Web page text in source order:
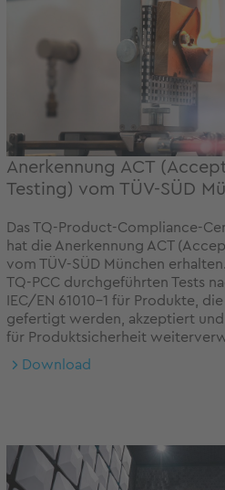
Anerkennung ACT
Testing) vom TÜV-SÜD
Das TQ-Product-Compliance-
hat die Anerkennung ACT
vom TÜV-SÜD München
TQ-PCC durchgeführten Tests
IEC/EN 61010-1 für Produkte,
gefertigt werden, akzeptiert
für Produktsicherheit
Download